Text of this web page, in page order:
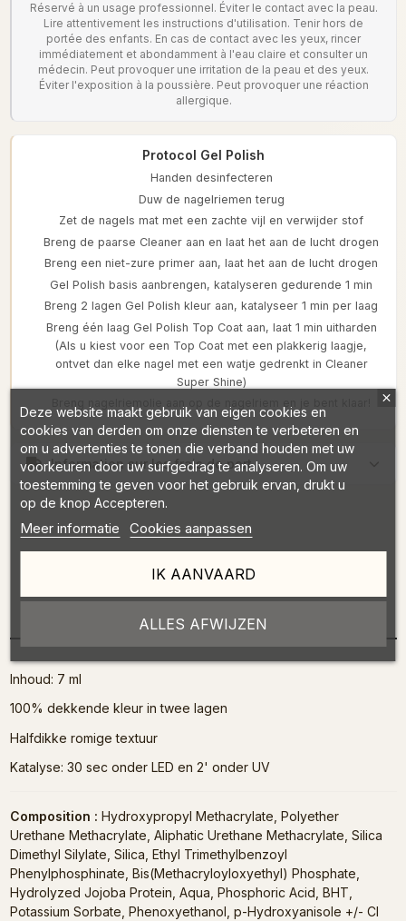
Réservé à un usage professionnel. Éviter le contact avec la peau.
Lire attentivement les instructions d'utilisation. Tenir hors de
portée des enfants. En cas de contact avec les yeux, rincer
immédiatement et abondamment à l'eau claire et consulter un
médecin. Peut provoquer une irritation de la peau et des yeux.
Éviter l'exposition à la poussière. Peut provoquer une réaction
allergique.
Protocol Gel Polish
Handen desinfecteren
Duw de nagelriemen terug
Zet de nagels mat met een zachte vijl en verwijder stof
Breng de paarse Cleaner aan en laat het aan de lucht drogen
Breng een niet-zure primer aan, laat het aan de lucht drogen
Gel Polish basis aanbrengen, katalyseren gedurende 1 min
Breng 2 lagen Gel Polish kleur aan, katalyseer 1 min per laag
Breng één laag Gel Polish Top Coat aan, laat 1 min uitharden
(Als u kiest voor een Top Coat met een plakkerig laagje,
ontvet dan elke nagel met een watje gedrenkt in Cleaner
Super Shine)
Information sur les frais de port
Inhoud: 7 ml
100% dekkende kleur in twee lagen
Halfdikke romige textuur
Katalyse: 30 sec onder LED en 2' onder UV
Composition : Hydroxypropyl Methacrylate, Polyether
Urethane Methacrylate, Aliphatic Urethane Methacrylate, Silica
Dimethyl Silylate, Silica, Ethyl Trimethylbenzoyl
Phenylphosphinate, Bis(Methacryloyloxyethyl) Phosphate,
Hydrolyzed Jojoba Protein, Aqua, Phosphoric Acid, BHT,
Potassium Sorbate, Phenoxyethanol, p-Hydroxyanisole +/- CI
Deze website maakt gebruik van eigen cookies en
cookies van derden om onze diensten te verbeteren en
om u advertenties te tonen die verband houden met uw
voorkeuren door uw surfgedrag te analyseren. Om uw
toestemming te geven voor het gebruik ervan, drukt u
op de knop Accepteren.
Meer informatie Cookies aanpassen
ALLES AFWIJZEN
IK AANVAARD